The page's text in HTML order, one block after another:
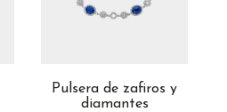
Pulsera de zafiros y
diamantes